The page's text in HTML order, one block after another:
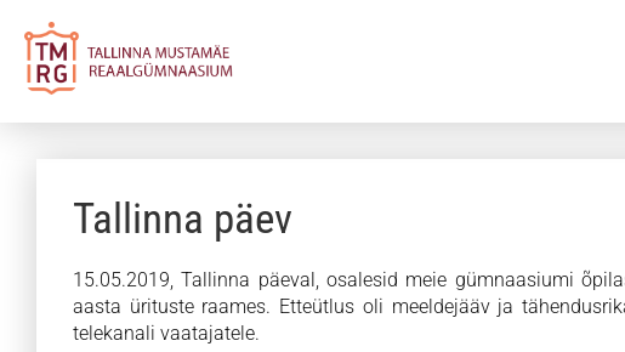
Tallinna päev
15.05.2019, Tallinna päeval, osalesid meie gümnaasiumi
aasta ürituste raames. Etteütlus oli meeldejääv ja
telekanali vaatajatele.